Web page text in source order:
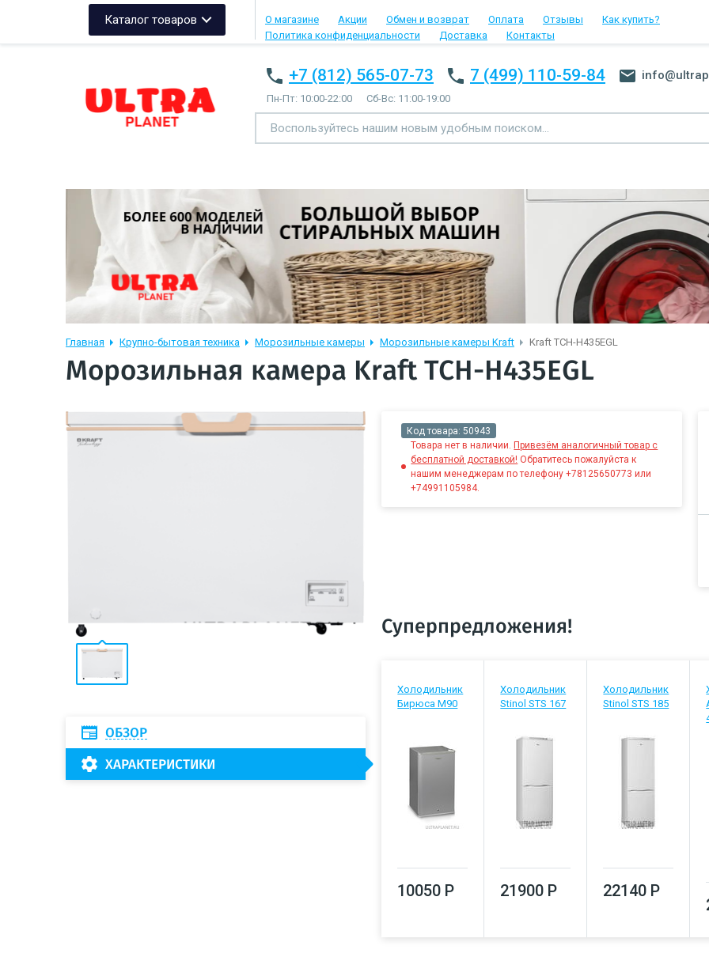
Каталог товаров О магазине Акции Обмен и возврат Оплата Отзывы
Как купить?
Политика конфиденциальности
Доставка Контакты
+7 (812) 565-07-73 7 (499) 110-59-84
Пн-Пт: 10:00-22:00 Сб-Вс: 11:00-19:00
Главная Крупно-бытовая техника Морозильные камеры Морозильные камеры Kraft Kraft TCH-H435EGL
Морозильная камера Kraft TCH-H435EGL
ОБЗОР
ХАРАКТЕРИСТИКИ
Код товара: 50943
Товара нет в наличии.Привезём аналогичный товар с
бесплатной доставкой! Обратитесь пожалуйста к
нашим менеджерам по телефону +78125650773 или
+74991105984.
Суперпредложения!
Холодильник
Бирюса М90
10050 Р
Холодильник
Stinol STS 167
21900 Р
Холодильник
Stinol STS 185
22140 Р